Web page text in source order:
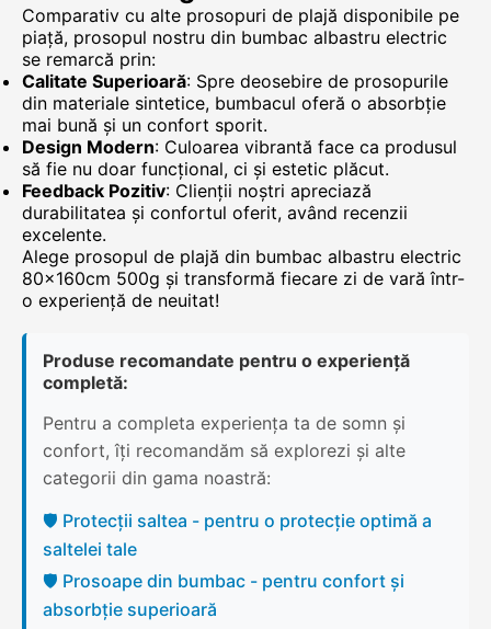
Comparativ cu alte prosopuri de plajă disponibile pe
piață, prosopul nostru din bumbac albastru electric
se remarcă prin:
Calitate Superioară: Spre deosebire de prosopurile
din materiale sintetice, bumbacul oferă o absorbție
mai bună și un confort sporit.
Design Modern: Culoarea vibrantă face ca produsul
să fie nu doar funcțional, ci și estetic plăcut.
Feedback Pozitiv: Clienții noștri apreciază
durabilitatea și confortul oferit, având recenzii
excelente.
Alege prosopul de plajă din bumbac albastru electric
80x160cm 500g și transformă fiecare zi de vară într-
o experiență de neuitat!
Produse recomandate pentru o experiență
completă:
Pentru a completa experiența ta de somn și
confort, îți recomandăm să explorezi și alte
categorii din gama noastră:
🛡️ Protecții saltea - pentru o protecție optimă a
saltelei tale
🛡️ Prosoape din bumbac - pentru confort și
absorbție superioară